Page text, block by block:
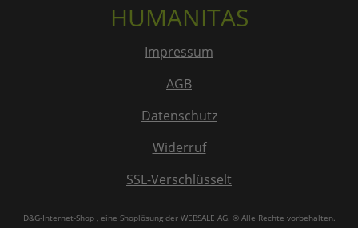
HUMANITAS
Impressum
AGB
Datenschutz
Widerruf
SSL-Verschlüsselt
D&G-Internet-Shop, eine Shoplösung der WEBSALE AG. © Alle Rechte vorbehalten.